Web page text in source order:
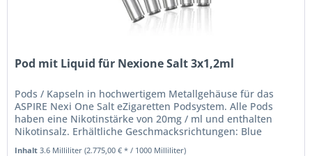
Pod mit Liquid für Nexione Salt 3x1,2ml
Pods / Kapseln in hochwertigem Metallgehäuse für das
ASPIRE Nexi One Salt eZigaretten Podsystem. Alle Pods
haben eine Nikotinstärke von 20mg / ml und enthalten
Nikotinsalz. Erhältliche Geschmacksrichtungen: Blue
Inhalt3.6 Milliliter(2.775,00 € * / 1000 Milliliter)